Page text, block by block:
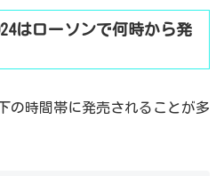
はローソンで何時から発
の時間帯に発売されることが多